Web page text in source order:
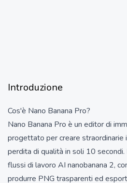
Introduzione
Cos'è Nano Banana Pro?
Nano Banana Pro è un editor di
progettato per creare straordinarie
perdita di qualità in soli 10 secondi.
flussi di lavoro AI nanobanana 2,
produrre PNG trasparenti ed